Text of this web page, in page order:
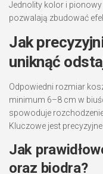
Jednolity kolor i
pozwalają zbudować
Jak
uniknąć
Odpowiedni rozmiar
minimum 6–8 cm w
spowoduje
Kluczowe jest
Jak
oraz biodra?